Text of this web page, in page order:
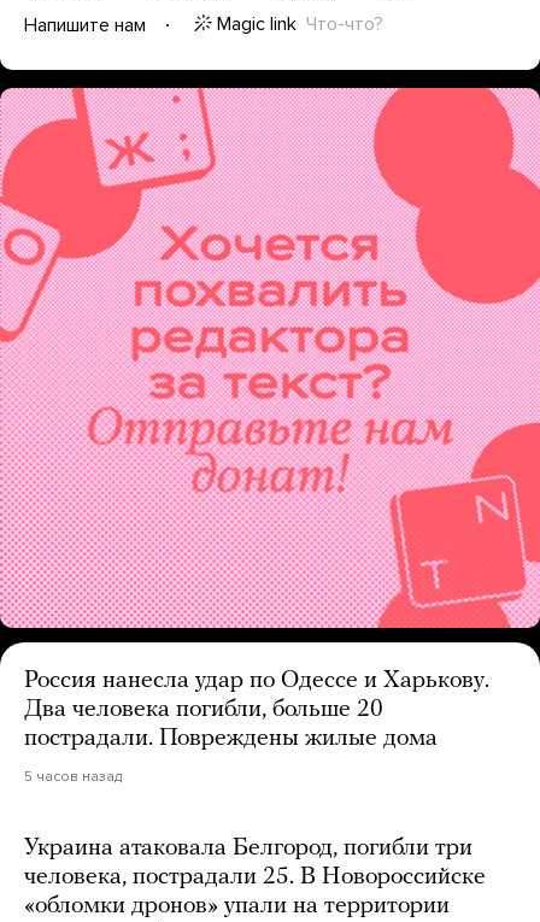
Напишите нам
Magic link Что-что?
Россия нанесла удар по Одессе и Харькову.
Два человека погибли, больше 20
пострадали. Повреждены жилые дома
5 часов назад
Украина атаковала Белгород, погибли три
человека, пострадали 25. В Новороссийске
«обломки дронов» упали на территории